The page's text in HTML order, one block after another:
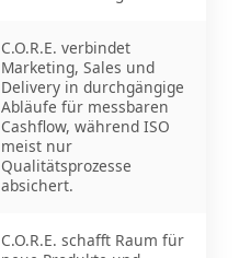
C.O.R.E. verbindet
Marketing, Sales und
Delivery in durchgängige
Abläufe für messbaren
Cashflow, während ISO
meist nur
Qualitätsprozesse
absichert.
C.O.R.E. schafft Raum für